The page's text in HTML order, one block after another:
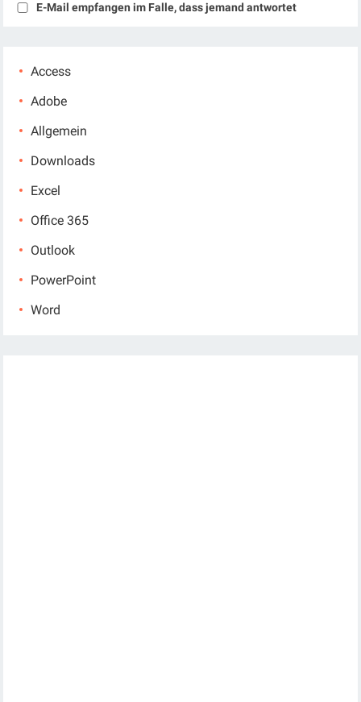
E-Mail empfangen im Falle, dass jemand antwortet
Access
Adobe
Allgemein
Downloads
Excel
Office 365
Outlook
PowerPoint
Word